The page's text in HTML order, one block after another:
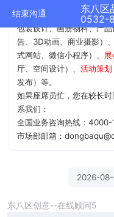
结束沟通
东八区
0532-
我公司12年 业务涵盖品牌
包装设计、画册物料、产
告、3D动画、商业摄影）、
式网站、微信小程序）、
厅、空间设计）、活动策划
发布）等。
如果座席员忙，您在较长
系我们：
全国业务咨询热线：
市场部邮箱：
2026-
东八区创意--在线顾问5